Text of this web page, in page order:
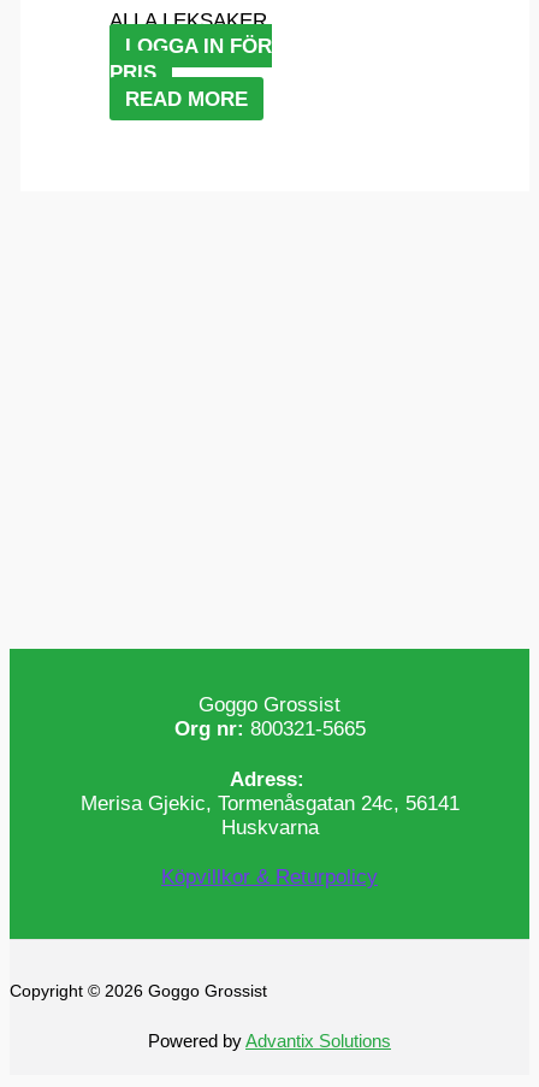
ALLA LEKSAKER
LOGGA IN FÖR
PRIS
READ MORE
Goggo Grossist
Org nr: 800321-5665
Adress:
Merisa Gjekic, Tormenåsgatan 24c, 56141
Huskvarna
Köpvillkor & Returpolicy
Copyright © 2026 Goggo Grossist
Powered byAdvantix Solutions